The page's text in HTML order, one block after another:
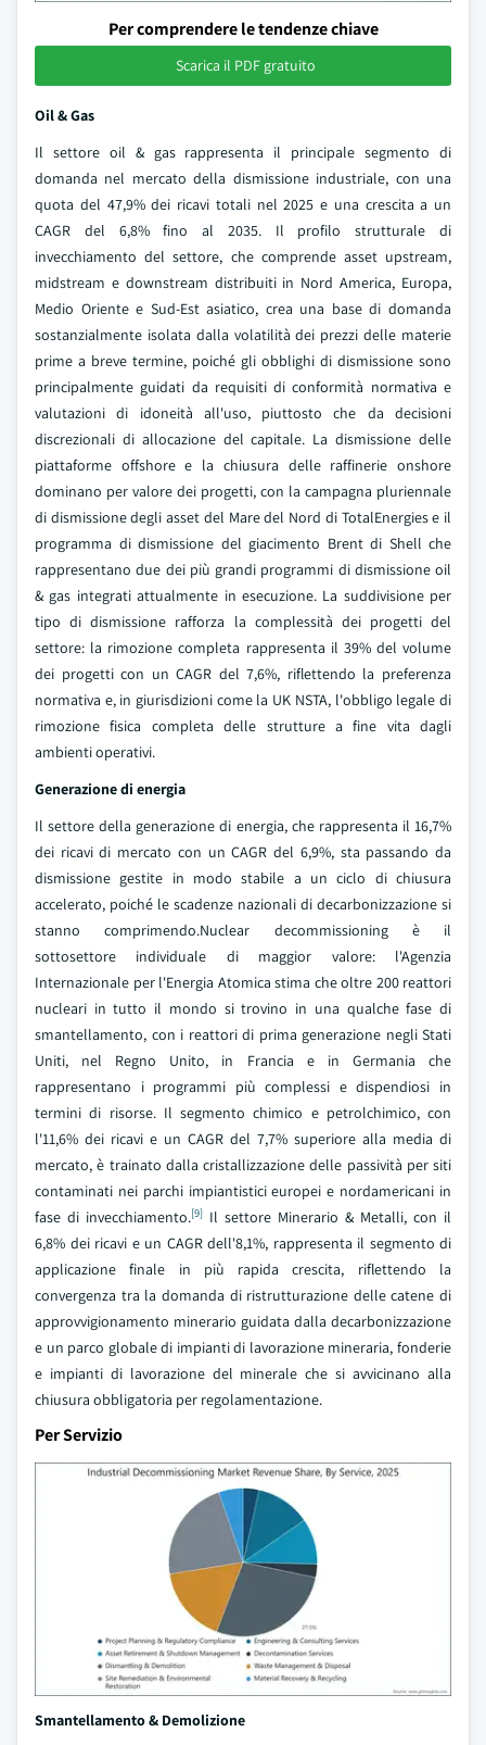
Per comprendere le tendenze chiave
Scarica il PDF gratuito
Oil & Gas
Il settore oil & gas rappresenta il principale segmento di
domanda nel mercato della dismissione industriale, con una
quota del 47,9% dei ricavi totali nel 2025 e una crescita a un
CAGR del 6,8% fino al 2035. Il profilo strutturale di
invecchiamento del settore, che comprende asset upstream,
midstream e downstream distribuiti in Nord America, Europa,
Medio Oriente e Sud-Est asiatico, crea una base di domanda
sostanzialmente isolata dalla volatilità dei prezzi delle materie
prime a breve termine, poiché gli obblighi di dismissione sono
principalmente guidati da requisiti di conformità normativa e
valutazioni di idoneità all'uso, piuttosto che da decisioni
discrezionali di allocazione del capitale. La dismissione delle
piattaforme offshore e la chiusura delle raffinerie onshore
dominano per valore dei progetti, con la campagna pluriennale
di dismissione degli asset del Mare del Nord di TotalEnergies e il
programma di dismissione del giacimento Brent di Shell che
rappresentano due dei più grandi programmi di dismissione oil
& gas integrati attualmente in esecuzione. La suddivisione per
tipo di dismissione rafforza la complessità dei progetti del
settore: la rimozione completa rappresenta il 39% del volume
dei progetti con un CAGR del 7,6%, riflettendo la preferenza
normativa e, in giurisdizioni come la UK NSTA, l'obbligo legale di
rimozione fisica completa delle strutture a fine vita dagli
ambienti operativi.
Generazione di energia
Il settore della generazione di energia, che rappresenta il 16,7%
dei ricavi di mercato con un CAGR del 6,9%, sta passando da
dismissione gestite in modo stabile a un ciclo di chiusura
accelerato, poiché le scadenze nazionali di decarbonizzazione si
stanno comprimendo.Nuclear decommissioning è il
sottosettore individuale di maggior valore: l'Agenzia
Internazionale per l'Energia Atomica stima che oltre 200 reattori
nucleari in tutto il mondo si trovino in una qualche fase di
smantellamento, con i reattori di prima generazione negli Stati
Uniti, nel Regno Unito, in Francia e in Germania che
rappresentano i programmi più complessi e dispendiosi in
termini di risorse. Il segmento chimico e petrolchimico, con
l'11,6% dei ricavi e un CAGR del 7,7% superiore alla media di
mercato, è trainato dalla cristallizzazione delle passività per siti
contaminati nei parchi impiantistici europei e nordamericani in
fase di invecchiamento.[9] Il settore Minerario & Metalli, con il
6,8% dei ricavi e un CAGR dell'8,1%, rappresenta il segmento di
applicazione finale in più rapida crescita, riflettendo la
convergenza tra la domanda di ristrutturazione delle catene di
approvvigionamento minerario guidata dalla decarbonizzazione
e un parco globale di impianti di lavorazione mineraria, fonderie
e impianti di lavorazione del minerale che si avvicinano alla
chiusura obbligatoria per regolamentazione.
Per Servizio
Smantellamento & Demolizione